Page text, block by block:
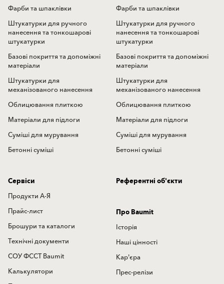
Фарби та шпаклівки
Штукатурки для ручного
нанесення та тонкошарові
штукатурки
Базові покриття та допоміжні
матеріали
Штукатурки для
механізованого нанесення
Облицювання плиткою
Матеріали для підлоги
Суміші для мурування
Бетонні суміші
Фарби та шпаклівки
Штукатурки для ручного
нанесення та тонкошарові
штукатурки
Базові покриття та допоміжні
матеріали
Штукатурки для
механізованого нанесення
Облицювання плиткою
Матеріали для підлоги
Суміші для мурування
Бетонні суміші
Сервіси
Продукти А-Я
Прайс-лист
Брошури та каталоги
Технічні документи
СОУ ФССТ Baumit
Калькулятори
Референтні об'єкти
Про Baumit
Історія
Наші цінності
Кар'єра
Прес-релізи